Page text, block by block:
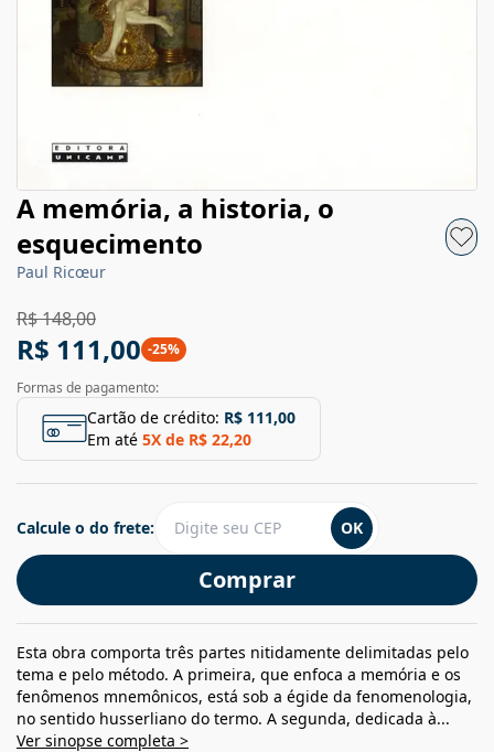
A memória, a historia, o
esquecimento
Paul Ricœur
R$ 148,00
R$ 111,00 -25%
Formas de pagamento:
Cartão de crédito: R$ 111,00
Em até 5X de R$ 22,20
Comprar
Calcule o do frete: OK
Esta obra comporta três partes nitidamente delimitadas pelo
tema e pelo método. A primeira, que enfoca a memória e os
fenômenos mnemônicos, está sob a égide da fenomenologia,
no sentido husserliano do termo. A segunda, dedicada à...
Ver sinopse completa >